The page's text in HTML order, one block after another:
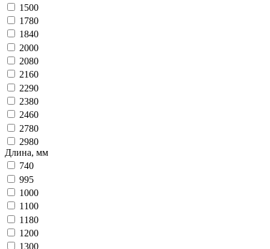
1500
1780
1840
2000
2080
2160
2290
2380
2460
2780
2980
Длина, мм
740
995
1000
1100
1180
1200
1300